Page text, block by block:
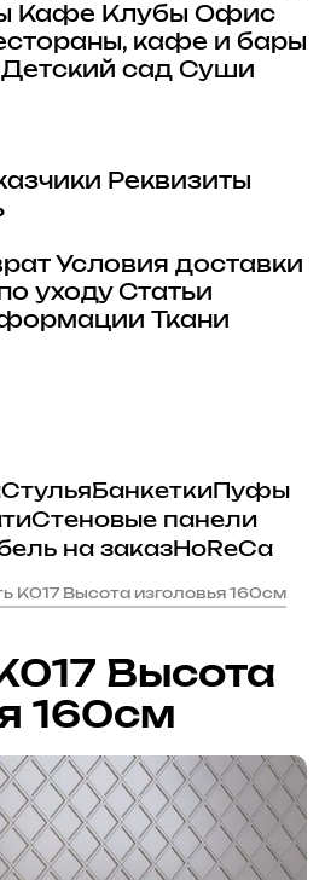
Кафе Клубы Офис
кафе и бары
Детский сад Суши
Реквизиты
Условия доставки
уходу Статьи
Ткани
СтульяБанкеткиПуфы
Стеновые панели
на заказHoReCa
K017 Высота изголовья 160см
Высота
160см